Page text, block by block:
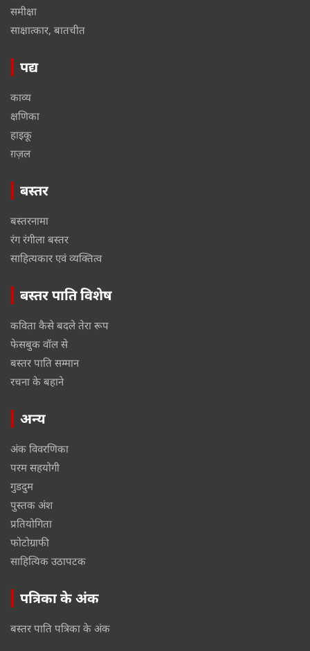
समीक्षा
साक्षात्कार, बातचीत
पद्य
काव्य
क्षणिका
हाइकू
ग़ज़ल
बस्तर
बस्तरनामा
रंग रंगीला बस्तर
साहित्यकार एवं व्यक्तित्व
बस्तर पाति विशेष
कविता कैसे बदले तेरा रूप
फेसबुक वॉल से
बस्तर पाति सम्मान
रचना के बहाने
अन्य
अंक विवरणिका
परम सहयोगी
गुडदुम
पुस्तक अंश
प्रतियोगिता
फोटोग्राफी
साहित्यिक उठापटक
पत्रिका के अंक
बस्तर पाति पत्रिका के अंक